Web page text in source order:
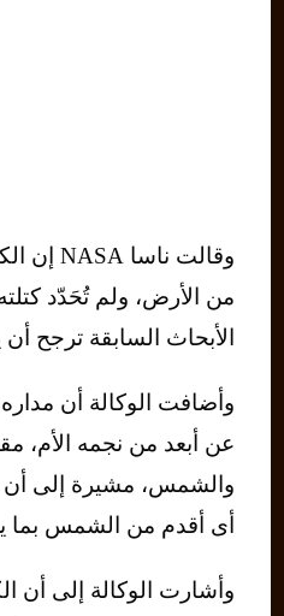
من الأرض، ولم تُحَدّد
الأبحاث السابقة ترجح
عن أبعد من نجمه الأم،
أى أقدم من الشمس بما يزيد عن 1.5
وأشارت الوكالة إلى أن